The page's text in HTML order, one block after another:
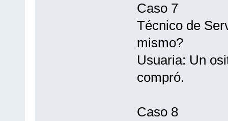
Caso 7
Técnico de
mismo?
Usuaria: Un
compró.
Caso 8